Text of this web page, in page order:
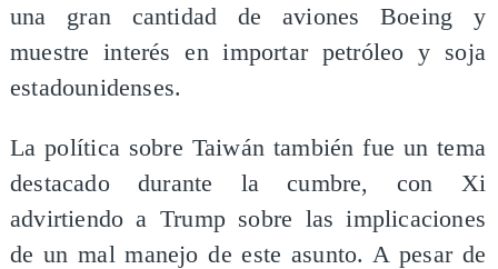
una gran cantidad de aviones Boeing y
muestre interés en importar petróleo y soja
estadounidenses.
La política sobre Taiwán también fue un tema
destacado durante la cumbre, con Xi
advirtiendo a Trump sobre las implicaciones
de un mal manejo de este asunto. A pesar de